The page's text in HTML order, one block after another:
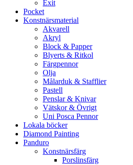
Exit
Pocket
Konstnärsmaterial
Akvarell
Akryl
Block & Papper
Blyerts & Ritkol
Färgpennor
Olja
Målarduk & Stafflier
Pastell
Penslar & Knivar
Vätskor & Övrigt
Uni Posca Pennor
Lokala böcker
Diamond Painting
Panduro
Konstnärsfärg
Porslinsfärg